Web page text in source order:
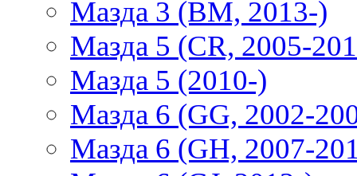
Мазда 3 (BM, 2013-)
Мазда 5 (CR, 2005-
Мазда 5 (2010-)
Мазда 6 (GG, 2002-
Мазда 6 (GH, 2007-